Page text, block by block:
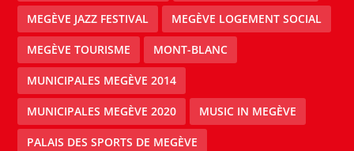
MEGÈVE JAZZ FESTIVAL MEGÈVE LOGEMENT SOCIAL
MEGÈVE TOURISME MONT-BLANC
MUNICIPALES MEGÈVE 2014
MUNICIPALES MEGÈVE 2020 MUSIC IN MEGÈVE
PALAIS DES SPORTS DE MEGÈVE